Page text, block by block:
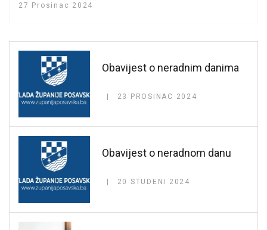
27 Prosinac 2024
Obavijest o neradnim danima
23 PROSINAC 2024
Obavijest o neradnom danu
20 STUDENI 2024